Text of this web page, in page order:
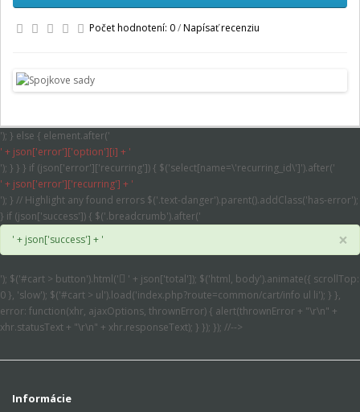
Počet hodnotení: 0/Napísať recenziu
'); } else { element.after('
' + json['error']['option'][i] + '
'); } } } if (json['error']['recurring']) { $('select[name=\'recurring_id\']').after('
' + json['error']['recurring'] + '
'); } // Highlight any found errors $('.text-danger').parent().addClass('has-error');
} if (json['success']) { $('.breadcrumb').after('
' + json['success'] + '
×
'); $('#cart > button').html('
' + json['total']); $('html, body').animate({ scrollTop:
0 }, 'slow'); $('#cart > ul').load('index.php?route=common/cart/info ul li'); } },
error: function(xhr, ajaxOptions, thrownError) { alert(thrownError + "\r\n" +
xhr.statusText + "\r\n" + xhr.responseText); } }); }); //-->
Informácie